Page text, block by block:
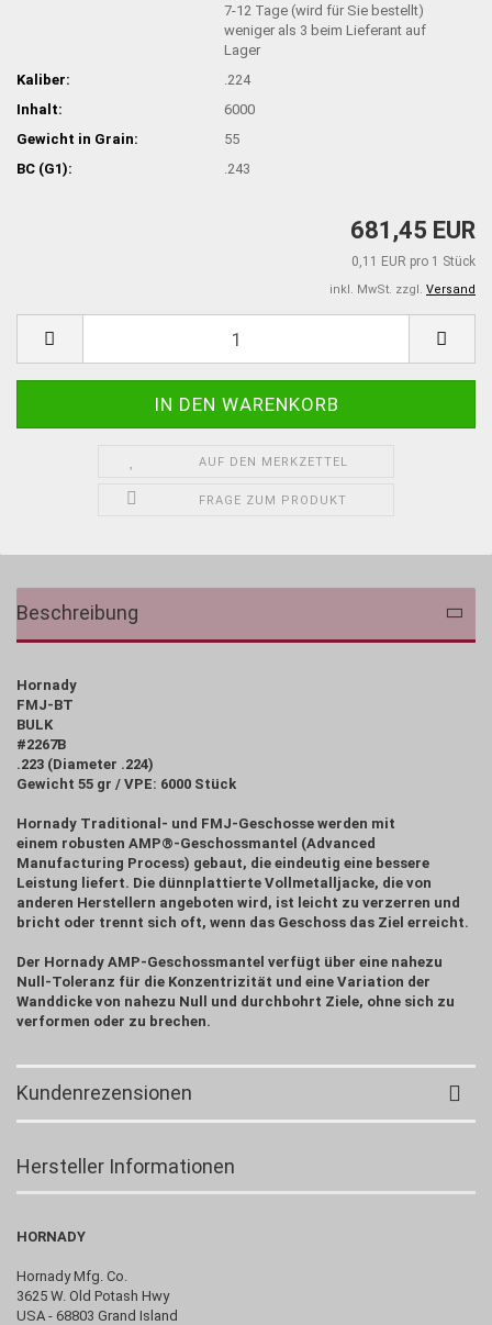
7-12 Tage (wird für Sie bestellt)
weniger als 3 beim Lieferant auf
Lager
Kaliber:
.224
Inhalt:
6000
Gewicht in Grain:
55
BC (G1):
.243
681,45 EUR
0,11 EUR pro 1 Stück
inkl. MwSt. zzgl. Versand
AUF DEN MERKZETTEL
FRAGE ZUM PRODUKT
Beschreibung
Hornady
FMJ-BT
BULK
#2267B
.223 (Diameter .224)
Gewicht 55 gr / VPE: 6000 Stück
Hornady Traditional- und FMJ-Geschosse werden mit
einem robusten AMP®-Geschossmantel (Advanced
Manufacturing Process) gebaut, die eindeutig eine bessere
Leistung liefert. Die dünnplattierte Vollmetalljacke, die von
anderen Herstellern angeboten wird, ist leicht zu verzerren und
bricht oder trennt sich oft, wenn das Geschoss das Ziel erreicht.
Der Hornady AMP-Geschossmantel verfügt über eine nahezu
Null-Toleranz für die Konzentrizität und eine Variation der
Wanddicke von nahezu Null und durchbohrt Ziele, ohne sich zu
verformen oder zu brechen.
Kundenrezensionen
Hersteller Informationen
HORNADY
Hornady Mfg. Co.
3625 W. Old Potash Hwy
USA - 68803 Grand Island